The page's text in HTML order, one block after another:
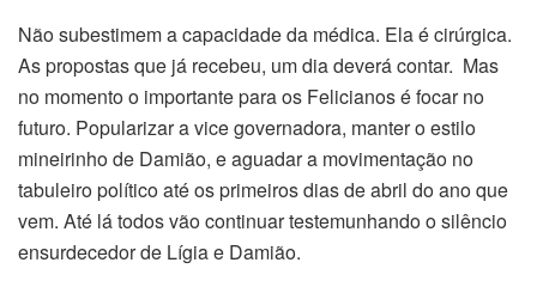
Não subestimem a capacidade da médica. Ela é cirúrgica.
As propostas que já recebeu, um dia deverá contar. Mas
no momento o importante para os Felicianos é focar no
futuro. Popularizar a vice governadora, manter o estilo
mineirinho de Damião, e aguadar a movimentação no
tabuleiro político até os primeiros dias de abril do ano que
vem. Até lá todos vão continuar testemunhando o silêncio
ensurdecedor de Lígia e Damião.